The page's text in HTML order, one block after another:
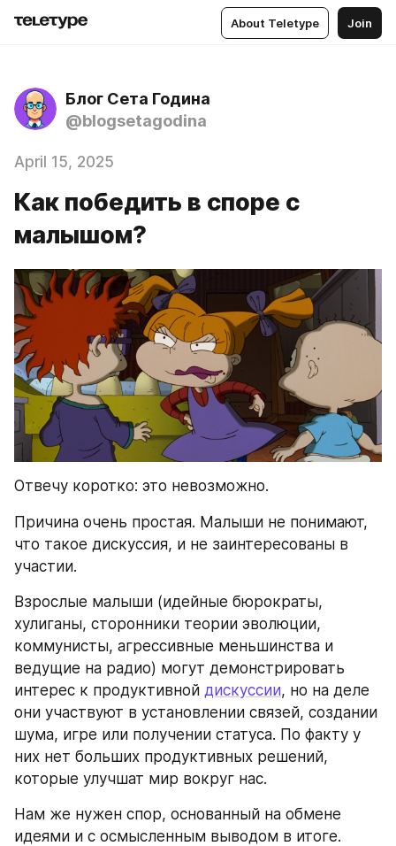
About Teletype Join
Блог Сета Година
@blogsetagodina
April 15, 2025
Как победить в споре с
малышом?
Отвечу коротко: это невозможно.
Причина очень простая. Малыши не понимают,
что такое дискуссия, и не заинтересованы в
участии.
Взрослые малыши (идейные бюрократы,
хулиганы, сторонники теории эволюции,
коммунисты, агрессивные меньшинства и
ведущие на радио) могут демонстрировать
интерес к продуктивной дискуссии, но на деле
они участвуют в установлении связей, создании
шума, игре или получении статуса. По факту у
них нет больших продуктивных решений,
которые улучшат мир вокруг нас.
Нам же нужен спор, основанный на обмене
идеями и с осмысленным выводом в итоге.